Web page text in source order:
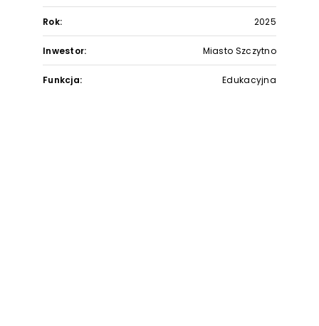
Rok: 2025
Inwestor: Miasto Szczytno
Funkcja: Edukacyjna